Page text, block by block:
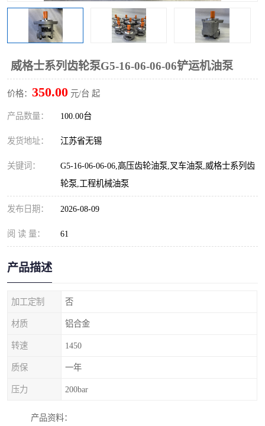
威格士系列齿轮泵G5-16-06-06-06铲运机油泵
价格： 350.00 元/台 起
产品数量： 100.00台
发货地址： 江苏省无锡
关键词：
G5-16-06-06-06,高压齿轮油泵,叉车油泵,威格士系列齿
轮泵,工程机械油泵
发布日期： 2026-08-09
阅 读 量： 61
产品描述
加工定制 否
材质 铝合金
转速 1450
质保 一年
压力 200bar
产品资料：